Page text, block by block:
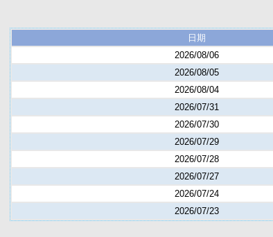
日期
2026/08/06
2026/08/05
2026/08/04
2026/07/31
2026/07/30
2026/07/29
2026/07/28
2026/07/27
2026/07/24
2026/07/23